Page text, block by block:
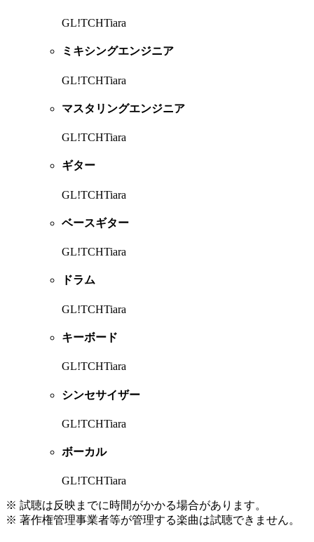
GL!TCHTiara
ミキシングエンジニア
GL!TCHTiara
マスタリングエンジニア
GL!TCHTiara
ギター
GL!TCHTiara
ベースギター
GL!TCHTiara
ドラム
GL!TCHTiara
キーボード
GL!TCHTiara
シンセサイザー
GL!TCHTiara
ボーカル
GL!TCHTiara
※ 試聴は反映までに時間がかかる場合があります。
※ 著作権管理事業者等が管理する楽曲は試聴できません。